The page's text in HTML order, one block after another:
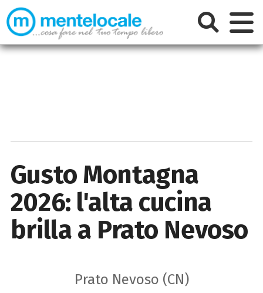
Gusto Montagna
2026: l'alta cucina
brilla a Prato Nevoso
Prato Nevoso (CN)